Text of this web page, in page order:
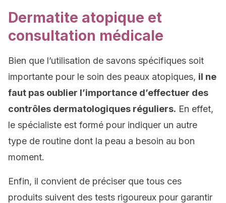
Dermatite atopique et
consultation médicale
Bien que l’utilisation de savons spécifiques soit
importante pour le soin des peaux atopiques, il ne
faut pas oublier l’importance d’effectuer des
contrôles dermatologiques réguliers. En effet,
le spécialiste est formé pour indiquer un autre
type de routine dont la peau a besoin au bon
moment.
Enfin, il convient de préciser que tous ces
produits suivent des tests rigoureux pour garantir